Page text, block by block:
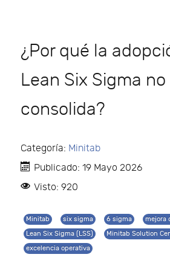
¿Por qué la
Lean Six Sigma no
consolida?
Categoría: Minitab
Publicado: 19 Mayo 2026
Visto: 920
Minitab six sigma 6 sigma mejora
Lean Six Sigma (LSS)
Minitab Solution
excelencia operativa